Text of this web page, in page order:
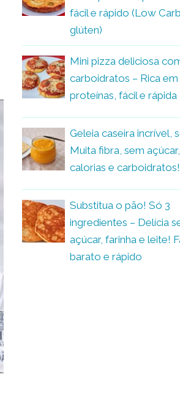
fácil e rápido (Low
glúten)
Mini pizza deliciosa
carboidratos – Rica em
proteínas, fácil e rápida
Geleia caseira incrível,
Muita fibra, sem
calorias e carboidratos!
Substitua o pão! Só 3
ingredientes – Delícia
açúcar, farinha e leite!
barato e rápido